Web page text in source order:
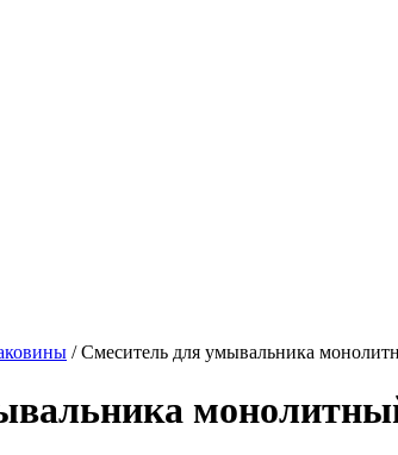
/Смеситель для умывальника